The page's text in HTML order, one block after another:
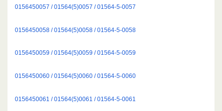
0156450057 / 01564(5)0057 / 01564-5-0057
0156450058 / 01564(5)0058 / 01564-5-0058
0156450059 / 01564(5)0059 / 01564-5-0059
0156450060 / 01564(5)0060 / 01564-5-0060
0156450061 / 01564(5)0061 / 01564-5-0061